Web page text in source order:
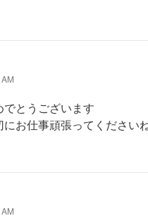
でとうございます
お仕事頑張ってください